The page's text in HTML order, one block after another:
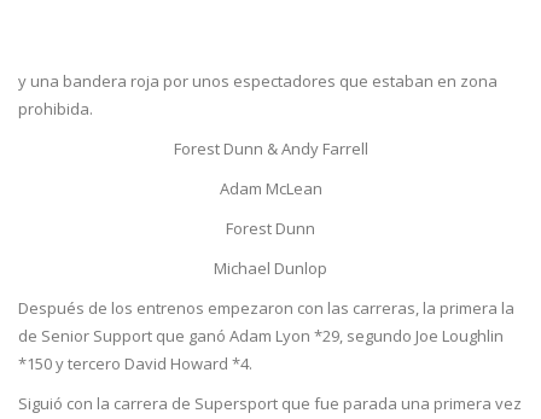
y una bandera roja por unos espectadores que estaban en zona
prohibida.
Forest Dunn & Andy Farrell
Adam McLean
Forest Dunn
Michael Dunlop
Después de los entrenos empezaron con las carreras, la primera la
de Senior Support que ganó Adam Lyon *29, segundo Joe Loughlin
*150 y tercero David Howard *4.
Siguió con la carrera de Supersport que fue parada una primera vez